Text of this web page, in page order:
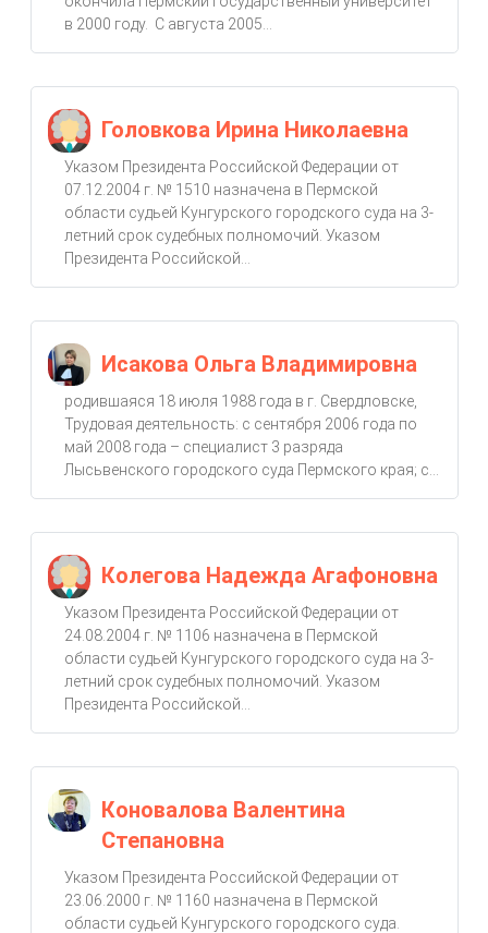
в 2000 году. С августа 2005...
Головкова Ирина Николаевна
Указом Президента Российской Федерации от
07.12.2004 г. № 1510 назначена в Пермской
области судьей Кунгурского городского суда на 3-
летний срок судебных полномочий. Указом
Президента Российской...
Исакова Ольга Владимировна
родившаяся 18 июля 1988 года в г. Свердловске,
Трудовая деятельность: с сентября 2006 года по
май 2008 года – специалист 3 разряда
Лысьвенского городского суда Пермского края; с...
Колегова Надежда Агафоновна
Указом Президента Российской Федерации от
24.08.2004 г. № 1106 назначена в Пермской
области судьей Кунгурского городского суда на 3-
летний срок судебных полномочий. Указом
Президента Российской...
Коновалова Валентина
Степановна
Указом Президента Российской Федерации от
23.06.2000 г. № 1160 назначена в Пермской
области судьей Кунгурского городского суда.